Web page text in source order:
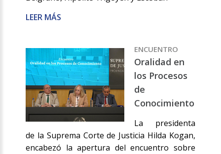
LEER MÁS
ENCUENTRO
Oralidad en
los Procesos
de
Conocimiento
La presidenta
de la Suprema Corte de Justicia Hilda Kogan,
encabezó la apertura del encuentro sobre